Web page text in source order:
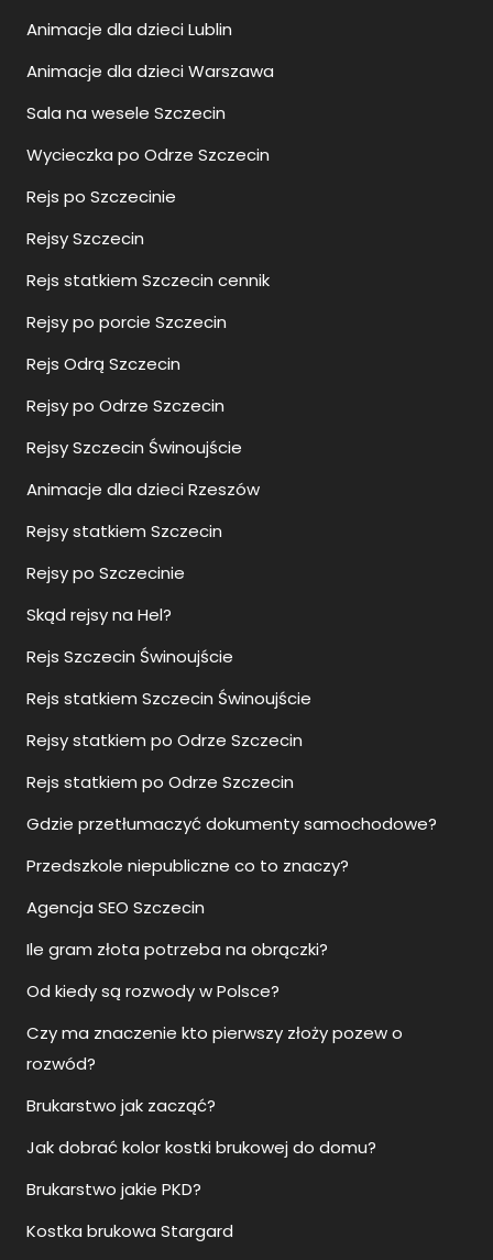
Animacje dla dzieci Lublin
Animacje dla dzieci Warszawa
Sala na wesele Szczecin
Wycieczka po Odrze Szczecin
Rejs po Szczecinie
Rejsy Szczecin
Rejs statkiem Szczecin cennik
Rejsy po porcie Szczecin
Rejs Odrą Szczecin
Rejsy po Odrze Szczecin
Rejsy Szczecin Świnoujście
Animacje dla dzieci Rzeszów
Rejsy statkiem Szczecin
Rejsy po Szczecinie
Skąd rejsy na Hel?
Rejs Szczecin Świnoujście
Rejs statkiem Szczecin Świnoujście
Rejsy statkiem po Odrze Szczecin
Rejs statkiem po Odrze Szczecin
Gdzie przetłumaczyć dokumenty samochodowe?
Przedszkole niepubliczne co to znaczy?
Agencja SEO Szczecin
Ile gram złota potrzeba na obrączki?
Od kiedy są rozwody w Polsce?
Czy ma znaczenie kto pierwszy złoży pozew o
rozwód?
Brukarstwo jak zacząć?
Jak dobrać kolor kostki brukowej do domu?
Brukarstwo jakie PKD?
Kostka brukowa Stargard